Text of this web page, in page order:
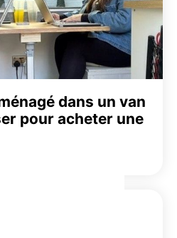
dans un van
pour acheter une